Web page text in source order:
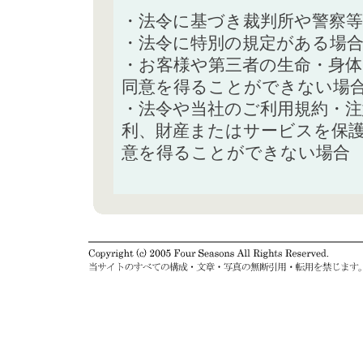
・法令に基づき裁判所や警察
・法令に特別の規定がある場合
・お客様や第三者の生命・身
同意を得ることができない場
・法令や当社のご利用規約・
利、財産またはサービスを保
意を得ることができない場合